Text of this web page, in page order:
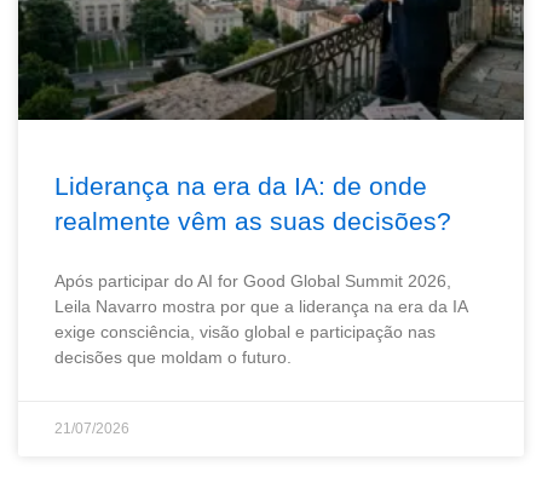
Liderança na era da IA: de onde
realmente vêm as suas decisões?
Após participar do AI for Good Global Summit 2026,
Leila Navarro mostra por que a liderança na era da IA
exige consciência, visão global e participação nas
decisões que moldam o futuro.
21/07/2026